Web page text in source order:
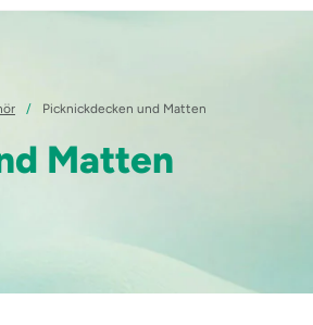
/ Picknickdecken und Matten
Matten